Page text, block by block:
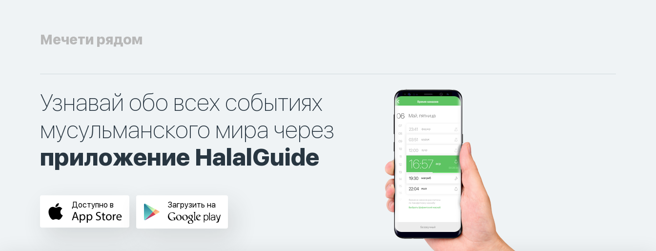
Мечети рядом
Узнавай обо всех событиях
мусульманского мира через
приложение HalalGuide
Доступно в Загрузить на